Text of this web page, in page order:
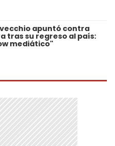
apuntó contra
tras su regreso al país:
mediático"